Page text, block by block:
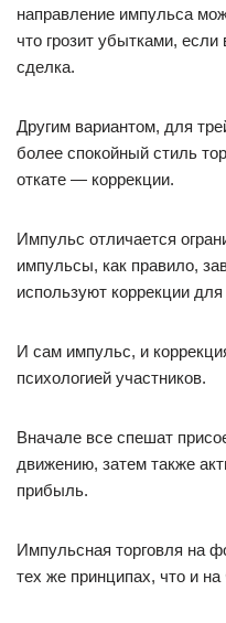
направление импульса
что грозит убытками,
сделка.
Другим вариантом, для
более спокойный стиль
откате — коррекции.
Импульс отличается
импульсы, как правило,
используют коррекции
И сам импульс, и
психологией участников.
Вначале все спешат
движению, затем также
прибыль.
Импульсная торговля на
тех же принципах, что и на